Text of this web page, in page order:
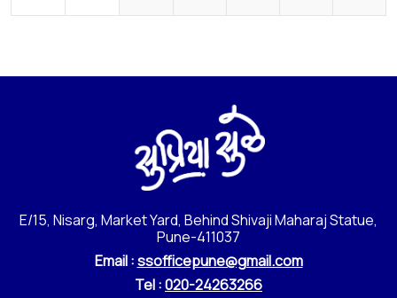
E/15, Nisarg, Market Yard, Behind Shivaji Maharaj Statue,
Pune-411037
Email :ssofficepune@gmail.com
Tel :020-24263266